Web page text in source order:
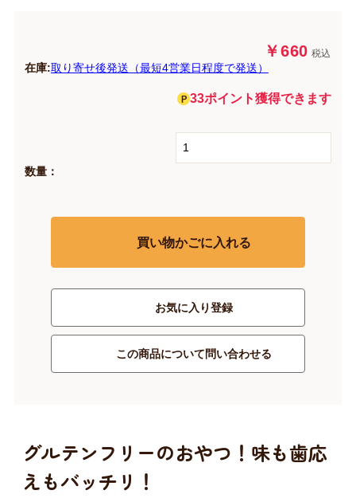
￥660 税込
在庫:取り寄せ後発送（最短4営業日程度で発送）
33ポイント獲得できます
数量：
買い物かごに入れる
お気に入り登録
この商品について問い合わせる
グルテンフリーのおやつ！味も歯応
えもバッチリ！